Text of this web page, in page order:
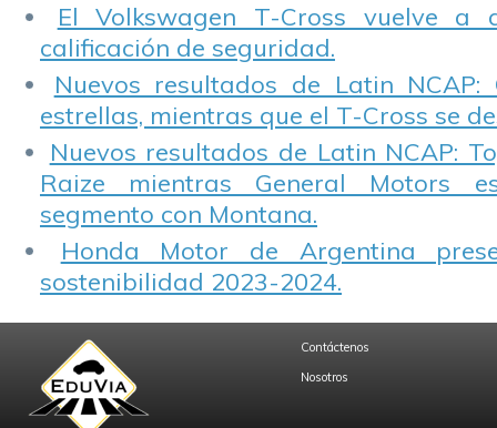
El Volkswagen T-Cross vuelve a
calificación de seguridad.
Nuevos resultados de Latin NCAP:
estrellas, mientras que el T-Cross se
Nuevos resultados de Latin NCAP:
Raize mientras General Motors
segmento con Montana.
Honda Motor de Argentina
sostenibilidad 2023-2024.
Contáctenos
Nosotros